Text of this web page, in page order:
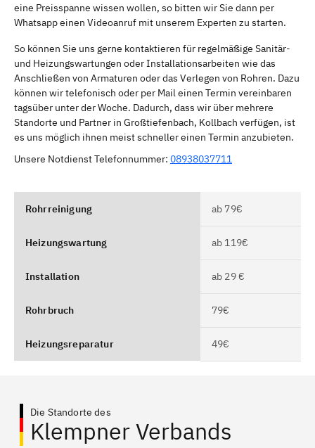
eine Preisspanne wissen wollen, so bitten wir Sie dann per
Whatsapp einen Videoanruf mit unserem Experten zu starten.
So können Sie uns gerne kontaktieren für regelmäßige Sanitär-
und Heizungswartungen oder Installationsarbeiten wie das
Anschließen von Armaturen oder das Verlegen von Rohren. Dazu
können wir telefonisch oder per Mail einen Termin vereinbaren
tagsüber unter der Woche. Dadurch, dass wir über mehrere
Standorte und Partner in Großtiefenbach, Kollbach verfügen, ist
es uns möglich ihnen meist schneller einen Termin anzubieten.
Unsere Notdienst Telefonnummer: 08938037711
Rohrreinigung ab 79€
Heizungswartung ab 119€
Installation ab 29 €
Rohrbruch 79€
Heizungsreparatur 49€
Die Standorte des
Klempner Verbands